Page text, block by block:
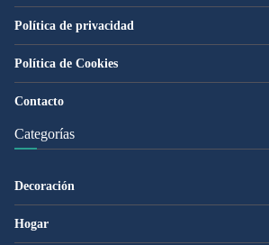
Política de privacidad
Política de Cookies
Contacto
Categorías
Decoración
Hogar